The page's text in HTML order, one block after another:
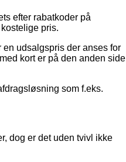
efter rabatkoder på
pris.
udsalgspris der anses for
kort er på den anden side
som f.eks.
dog er det uden tvivl ikke